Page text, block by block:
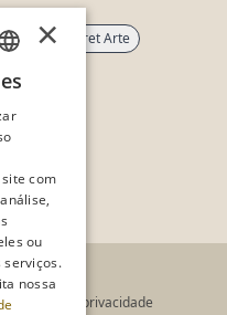
Hotel Xcaret Arte
Aviso de privacidade
×
com
ou
serviços.
nossa